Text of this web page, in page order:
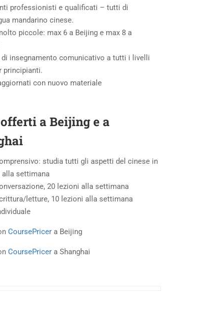
professionisti e qualificati – tutti di
mandarino cinese.
piccole: max 6 a Beijing e max 8 a
di insegnamento comunicativo a tutti i livelli
principianti.
con nuovo materiale
a Beijing e a
studia tutti gli aspetti del cinese in
alla settimana
20 lezioni alla settimana
letture, 10 lezioni alla settimana
CoursePricer a Beijing
CoursePricer a Shanghai